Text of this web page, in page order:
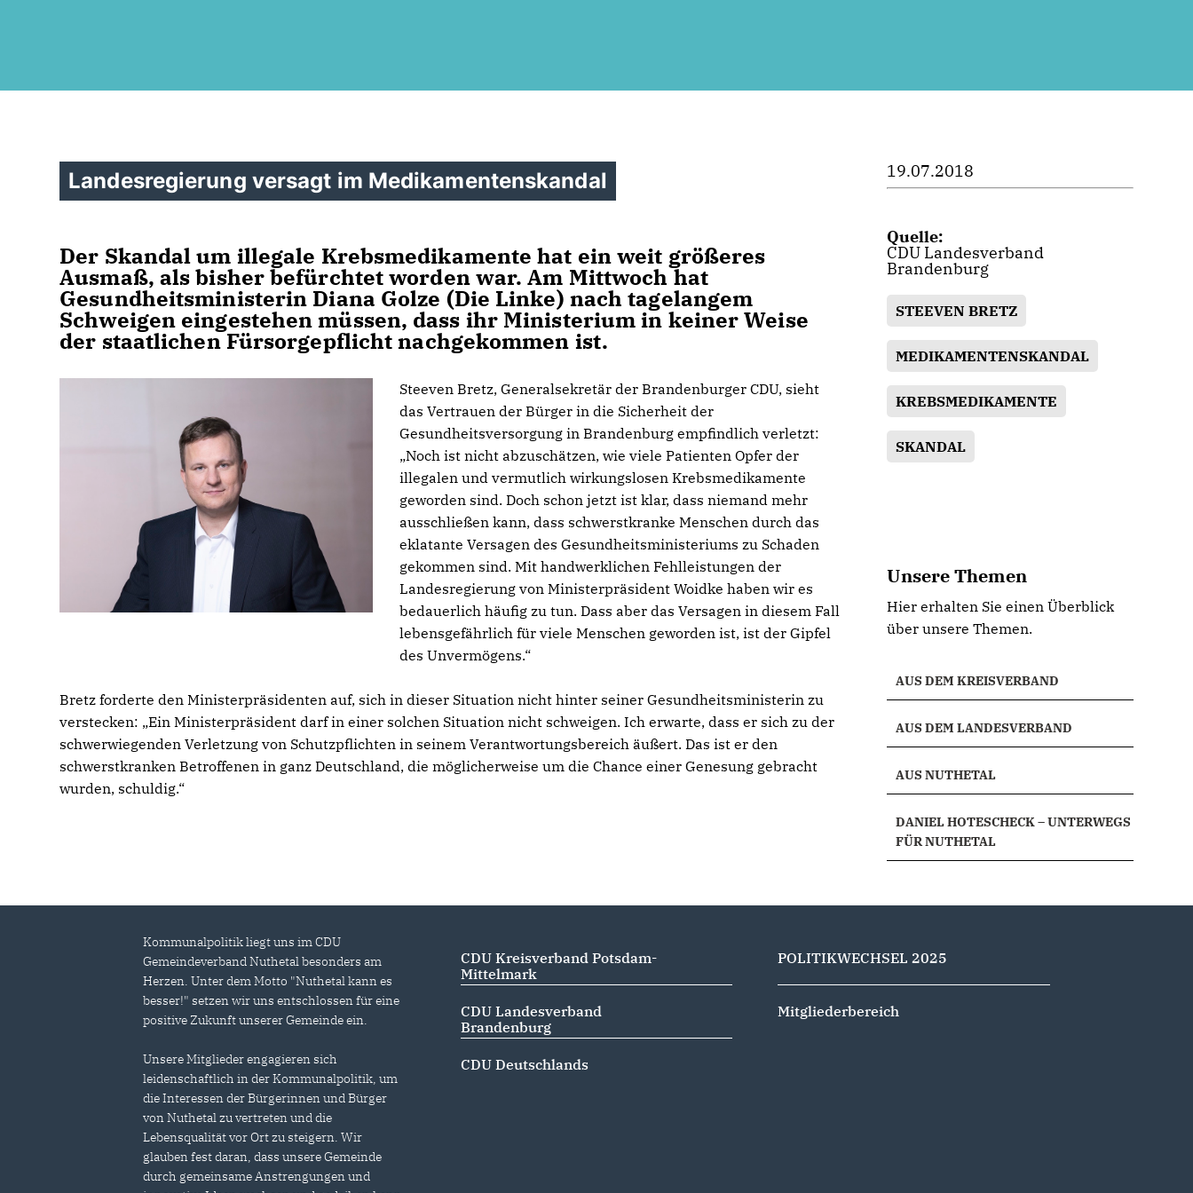
Landesregierung versagt im Medikamentenskandal
Der Skandal um illegale Krebsmedikamente hat ein weit größeres
Ausmaß, als bisher befürchtet worden war. Am Mittwoch hat
Gesundheitsministerin Diana Golze (Die Linke) nach tagelangem
Schweigen eingestehen müssen, dass ihr Ministerium in keiner Weise
der staatlichen Fürsorgepflicht nachgekommen ist.
Steeven Bretz, Generalsekretär der Brandenburger CDU, sieht
das Vertrauen der Bürger in die Sicherheit der
Gesundheitsversorgung in Brandenburg empfindlich verletzt:
Noch ist nicht abzuschätzen, wie viele Patienten Opfer der
illegalen und vermutlich wirkungslosen Krebsmedikamente
geworden sind. Doch schon jetzt ist klar, dass niemand mehr
ausschließen kann, dass schwerstkranke Menschen durch das
eklatante Versagen des Gesundheitsministeriums zu Schaden
gekommen sind. Mit handwerklichen Fehlleistungen der
Landesregierung von Ministerpräsident Woidke haben wir es
bedauerlich häufig zu tun. Dass aber das Versagen in diesem Fall
lebensgefährlich für viele Menschen geworden ist, ist der Gipfel
des Unvermögens.“
Bretz forderte den Ministerpräsidenten auf, sich in dieser Situation nicht hinter seiner Gesundheitsministerin zu
verstecken: „Ein Ministerpräsident darf in einer solchen Situation nicht schweigen. Ich erwarte, dass er sich zu der
schwerwiegenden Verletzung von Schutzpflichten in seinem Verantwortungsbereich äußert. Das ist er den
schwerstkranken Betroffenen in ganz Deutschland, die möglicherweise um die Chance einer Genesung gebracht
wurden, schuldig.“
19.07.2018
Quelle:
CDU Landesverband
Brandenburg
STEEVEN BRETZ
MEDIKAMENTENSKANDAL
KREBSMEDIKAMENTE
SKANDAL
Unsere Themen
Hier erhalten Sie einen Überblick
über unsere Themen.
AUS DEM KREISVERBAND
AUS DEM LANDESVERBAND
AUS NUTHETAL
DANIEL HOTESCHECK – UNTERWEGS
FÜR NUTHETAL
Kommunalpolitik liegt uns im CDU
Gemeindeverband Nuthetal besonders am
Herzen. Unter dem Motto "Nuthetal kann es
besser!" setzen wir uns entschlossen für eine
positive Zukunft unserer Gemeinde ein.
Unsere Mitglieder engagieren sich
leidenschaftlich in der Kommunalpolitik, um
die Interessen der Bürgerinnen und Bürger
von Nuthetal zu vertreten und die
Lebensqualität vor Ort zu steigern. Wir
glauben fest daran, dass unsere Gemeinde
durch gemeinsame Anstrengungen und
CDU Kreisverband Potsdam-
Mittelmark
CDU Landesverband
Brandenburg
CDU Deutschlands
POLITIKWECHSEL 2025
Mitgliederbereich